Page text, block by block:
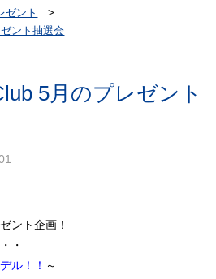
ゼント
ント抽選会
5月のプレゼント
ント企画！
・
ル！！ ～